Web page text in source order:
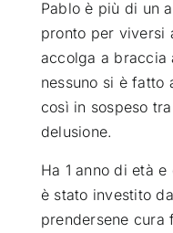
SEMPRE CON ME
Pablo è più di un
pronto per viversi
accolga a braccia
nessuno si è fatto
così in sospeso
delusione.
Ha 1 anno di età
è stato investito
prendersene cura